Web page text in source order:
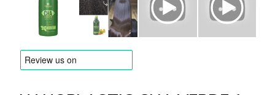
Contacteer ons
Beoordelingen